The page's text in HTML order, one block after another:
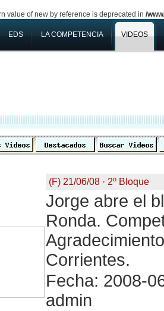
value of new by reference is deprecated in /
EDS LA COMPETENCIA VIDEOS
(F) 21/06/08 · 2º Bloque
Jorge abre el
Ronda.
Corrientes.
Fecha: 2008-
admin